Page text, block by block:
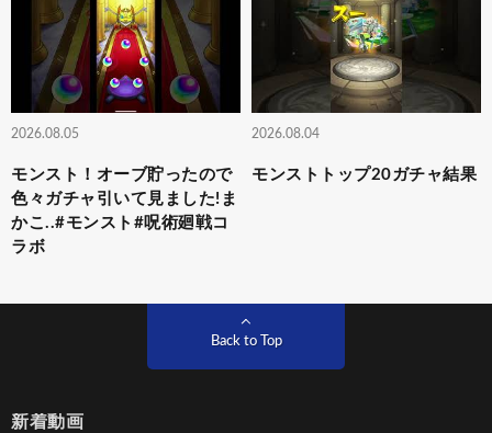
2026.08.05
モンスト！オーブ貯ったので
色々ガチャ引いて見ました!ま
かこ..#モンスト#呪術廻戦コ
ラボ
2026.08.04
モンストトップ20ガチャ結果
Back to Top
新着動画